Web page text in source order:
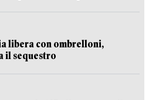
libera con ombrelloni,
il sequestro